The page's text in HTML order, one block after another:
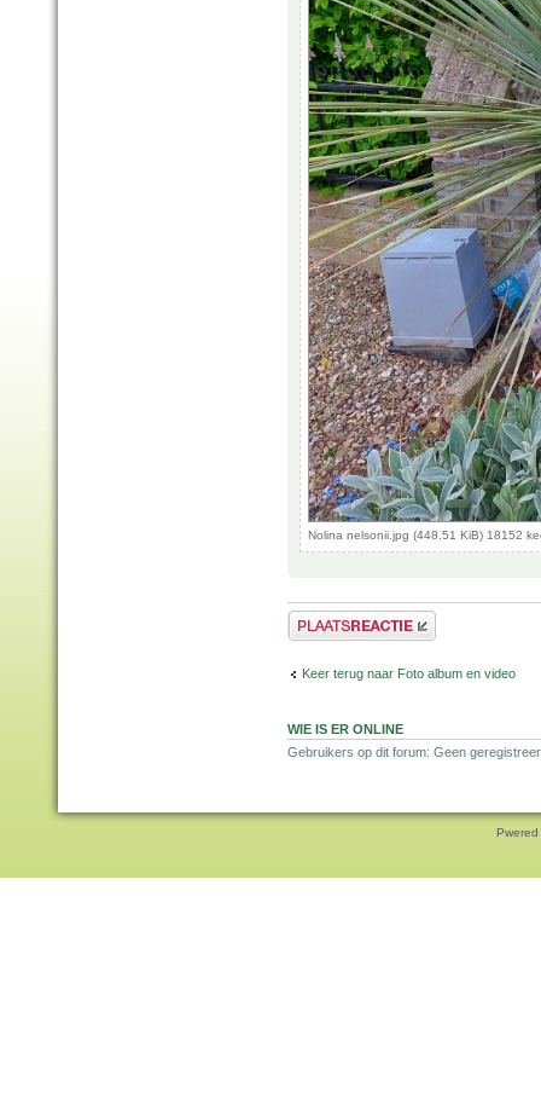
Nolina nelsonii.jpg (448.51 KiB) 18152
Plaats een reactie
Keer terug naar Foto album en video
WIE IS ER ONLINE
Gebruikers op dit forum: Geen